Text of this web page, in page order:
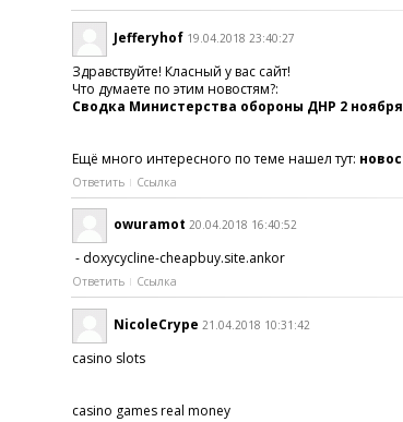
Jefferyhof 19.04.2018 23:40:27
Здравствуйте! Класный у вас сайт!
Что думаете по этим новостям?:
Сводка Министерства обороны ДНР 2 ноября
Ещё много интересного по теме нашел тут:
Ответить Ссылка
owuramot 20.04.2018 16:40:52
- doxycycline-cheapbuy.site.ankor
Ответить Ссылка
NicoleCrype 21.04.2018 10:31:42
casino slots
casino games real money